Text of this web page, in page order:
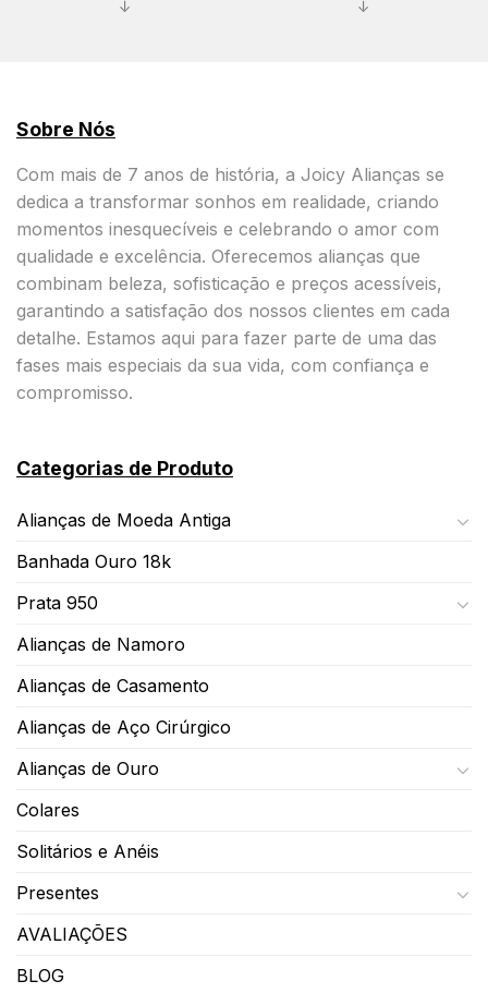
↓
↓
Sobre Nós
Com mais de 7 anos de história, a Joicy Alianças se
dedica a transformar sonhos em realidade, criando
momentos inesquecíveis e celebrando o amor com
qualidade e excelência. Oferecemos alianças que
combinam beleza, sofisticação e preços acessíveis,
garantindo a satisfação dos nossos clientes em cada
detalhe. Estamos aqui para fazer parte de uma das
fases mais especiais da sua vida, com confiança e
compromisso.
Categorias de Produto
Alianças de Moeda Antiga
Banhada Ouro 18k
Prata 950
Alianças de Namoro
Alianças de Casamento
Alianças de Aço Cirúrgico
Alianças de Ouro
Colares
Solitários e Anéis
Presentes
AVALIAÇÕES
BLOG